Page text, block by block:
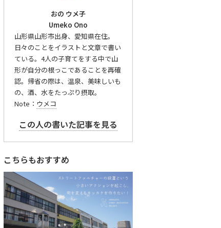
おの ウメ子
Umeko Ono
山形県山形市出身、愛知県在住。
日々のことをイラストと文章で書い
ている。4人の子育てをする中で山
形が自分の根っこであることを再確
認。帰省の際は、温泉、美味しいも
の、酒、水をたっぷり摂取。
Note： ウメコ
この人の書いた記事を見る
こちらもおすすめ